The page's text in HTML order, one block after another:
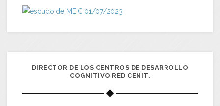
DIRECTOR DE LOS CENTROS DE DESARROLLO
COGNITIVO RED CENIT.